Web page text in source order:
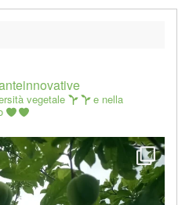
vegetale
e nella